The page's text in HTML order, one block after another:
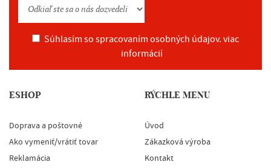
Súhlasím so spracovaním osobných údajov. viac
informácií
ESHOP
Doprava a poštovné
Ako vymeniť/vrátiť tovar
Reklamácia
RÝCHLE MENU
Úvod
Zákazková výroba
Kontakt